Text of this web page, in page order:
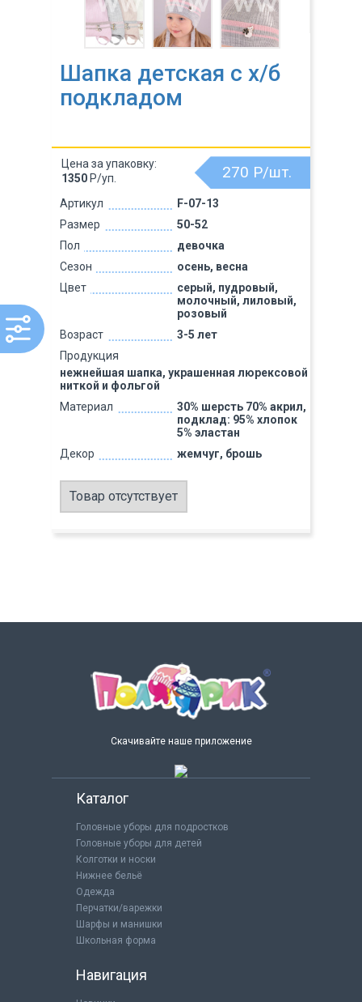
Шапка детская с х/б
подкладом
Артикул
F-07-13
Размер
50-52
Пол
девочка
Сезон
осень, весна
Цвет
серый, пудровый,
молочный, лиловый,
розовый
Возраст
3-5 лет
Продукция
нежнейшая шапка, украшенная люрексовой
ниткой и фольгой
Материал
30% шерсть 70% акрил,
подклад: 95% хлопок
5% эластан
Декор
жемчуг, брошь
270 Р/шт.
Цена за упаковку:
1350 Р/уп.
Товар отсутствует
Скачивайте наше приложение
Каталог
Головные уборы для подростков
Головные уборы для детей
Колготки и носки
Нижнее бельё
Одежда
Перчатки/варежки
Шарфы и манишки
Школьная форма
Навигация